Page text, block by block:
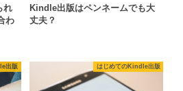
れ
わ
Kindle出版はペンネームでも大
丈夫？
出版 はじめてのKindle出版